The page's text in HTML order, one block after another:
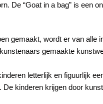
De “Goat in a bag” is een
gemaakt, wordt er van
gemaakte
letterlijk en figuurlijk
kinderen krijgen door